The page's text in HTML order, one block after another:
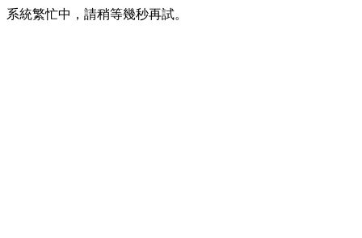
系統繁忙中，請稍等幾秒再試。